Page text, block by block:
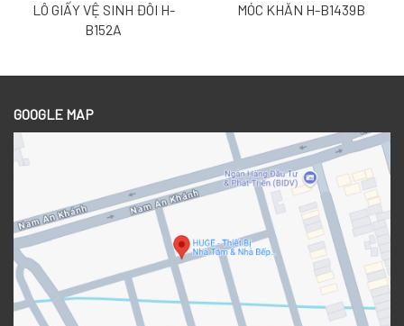
LÔ GIẤY VỆ SINH ĐÔI H-
B152A
MÓC KHĂN H-B1439B
GOOGLE MAP